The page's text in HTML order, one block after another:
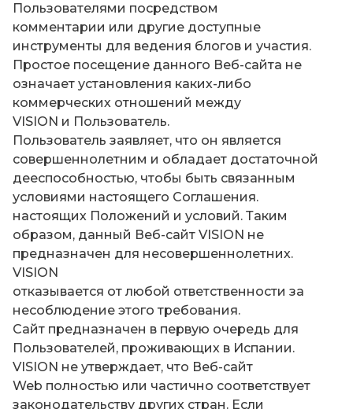
Пользователями посредством
комментарии или другие доступные
инструменты для ведения блогов и участия.
Простое посещение данного Веб-сайта не
означает установления каких-либо
коммерческих отношений между
VISION и Пользователь.
Пользователь заявляет, что он является
совершеннолетним и обладает достаточной
дееспособностью, чтобы быть связанным
условиями настоящего Соглашения.
настоящих Положений и условий. Таким
образом, данный Веб-сайт VISION не
предназначен для несовершеннолетних.
VISION
отказывается от любой ответственности за
несоблюдение этого требования.
Сайт предназначен в первую очередь для
Пользователей, проживающих в Испании.
VISION не утверждает, что Веб-сайт
Web полностью или частично соответствует
законодательству других стран. Если